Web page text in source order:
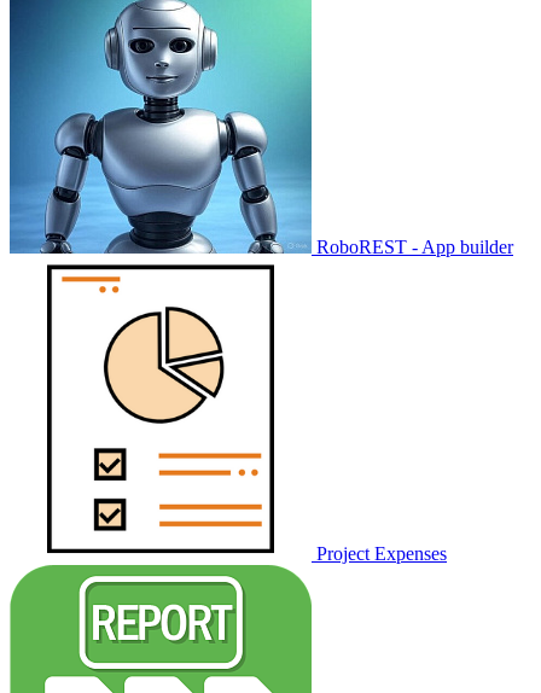
RoboREST - App builder
Project Expenses